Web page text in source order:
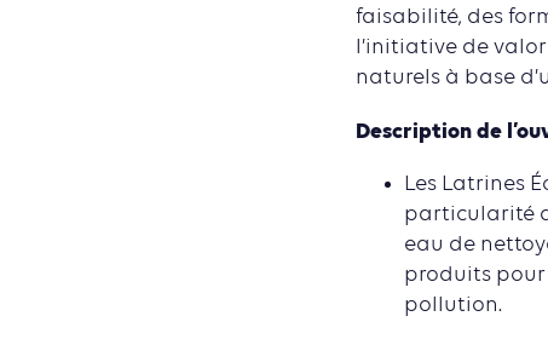
faisabilité, des
l’initiative de
naturels à base
Description de
Les Latrines
particularité
eau de
produits pour
pollution.